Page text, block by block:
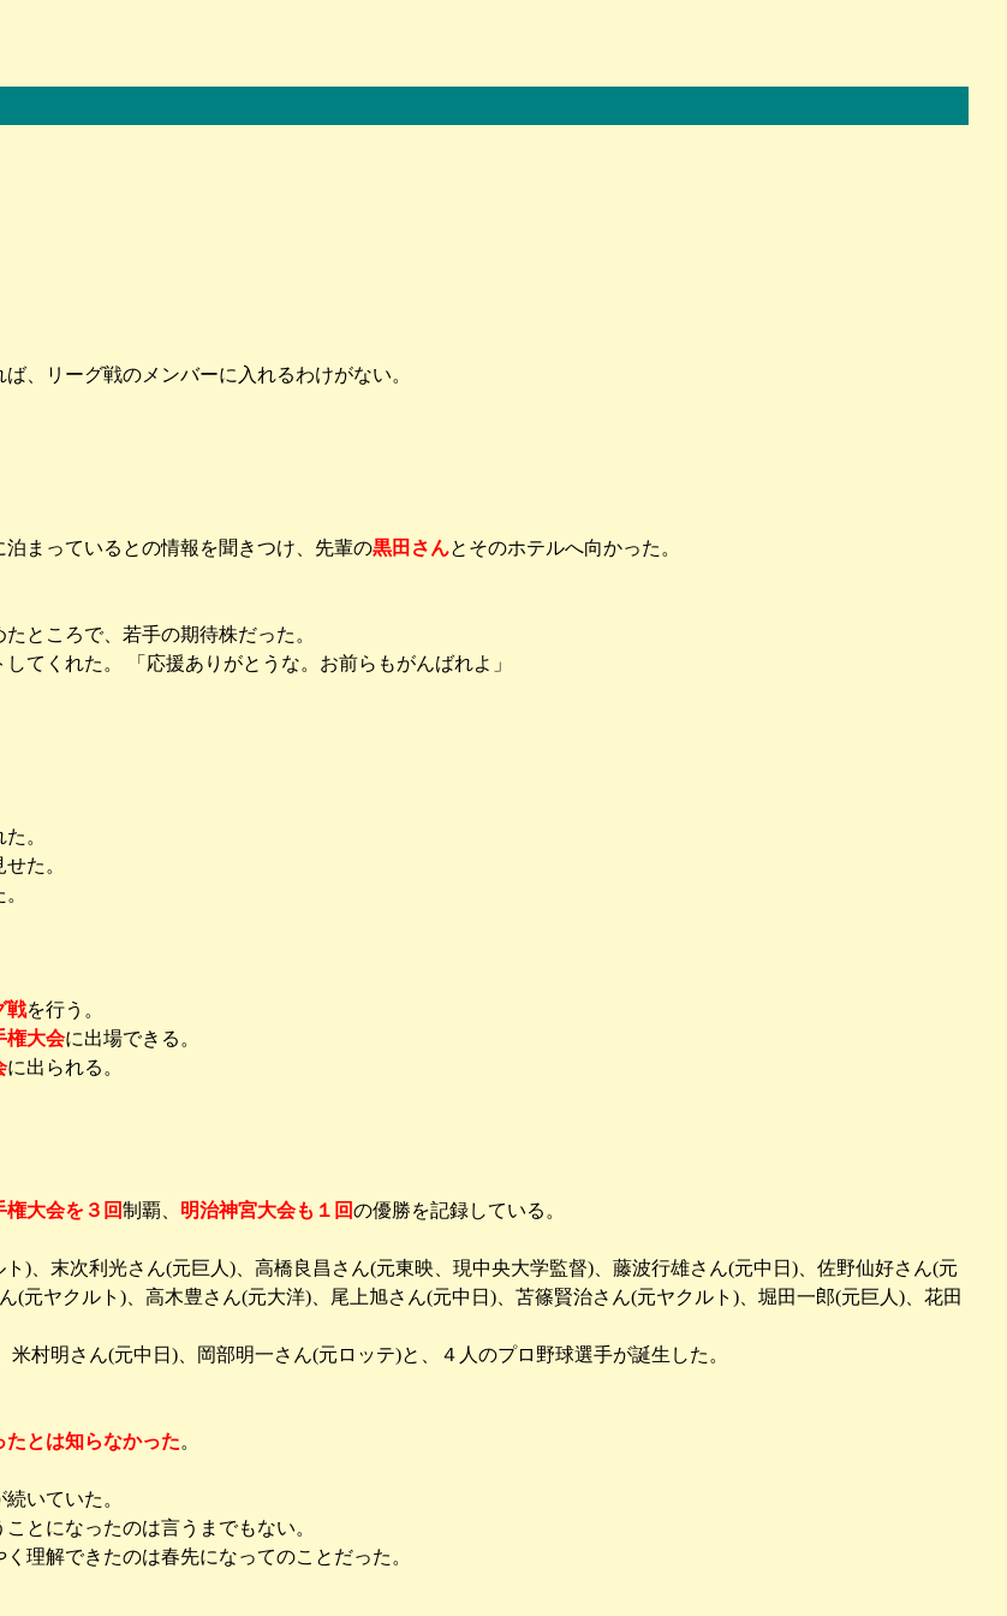
、リーグ戦のメンバーに入れるわけがない。
泊まっているとの情報を聞きつけ、先輩の黒田さんとそのホテルへ向かった。
ところで、若手の期待株だった。
てくれた。 「応援ありがとうな。お前らもがんばれよ」
。
た。
戦を行う。
権大会に出場できる。
に出られる。
大会を３回制覇、 明治神宮大会も１回の優勝を記録している。
)、末次利光さん(元巨人)、高橋良昌さん(元東映、現中央大学監督)、藤波行雄さん(元中日)、佐野仙好さん(元
(元ヤクルト)、高木豊さん(元大洋)、尾上旭さん(元中日)、苫篠賢治さん(元ヤクルト)、堀田一郎(元巨人)、花田
村明さん(元中日)、岡部明一さん(元ロッテ)と、４人のプロ野球選手が誕生した。
たとは知らなかった。
いていた。
ことになったのは言うまでもない。
理解できたのは春先になってのことだった。